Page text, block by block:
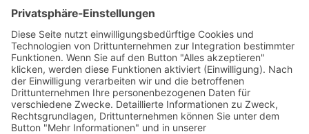
Gold bei der Weißwurstprüfung
Unser Lehrer Markus Gahr hat mit der Klasse 12 V/M an der
Weißwurstprüfung teilgenommen und am 21.01.2025 die Urkunde
entgegengenommen.
» mehr erfahren
» weitere Meldungen aus AKTUELLES